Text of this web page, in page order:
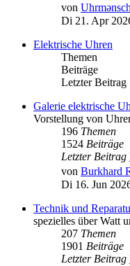
von
Di 21. Apr
Elektrische Uhren
Themen
Beiträge
Letzter Beitrag
Galerie elektrische
Vorstellung von
196 Themen
1524 Beiträge
Letzter Beitrag
von Burkhard
Di 16. Jun
Technik und
spezielles über Watt
207 Themen
1901 Beiträge
Letzter Beitrag